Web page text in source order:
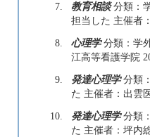
7.
教育相談分類：
担当した 主催者
8.
心理学分類：学
江高等看護学院
9.
発達心理学分類
た 主催者：出雲
10.
発達心理学分類
た 主催者：坪内